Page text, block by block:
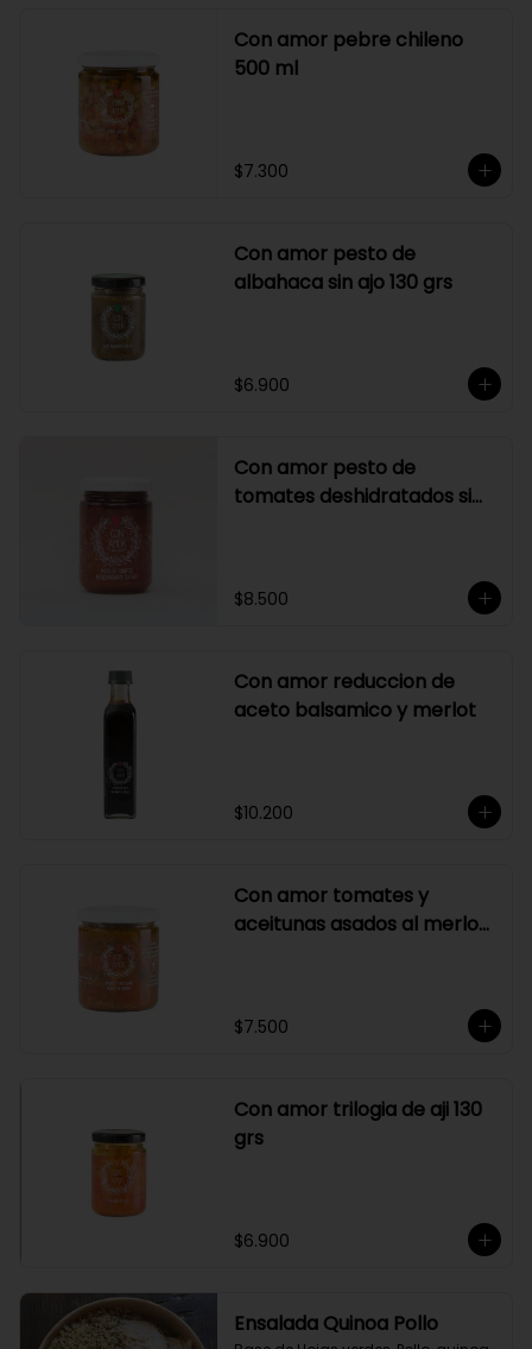
Con amor pebre chileno
500 ml
$7.300
Con amor pesto de
albahaca sin ajo 130 grs
$6.900
Con amor pesto de
tomates deshidratados sin
$8.500
Con amor reduccion de
aceto balsamico y merlot
$10.200
Con amor tomates y
aceitunas asados al merlot
$7.500
Con amor trilogia de aji 130
grs
$6.900
Ensalada Quinoa Pollo